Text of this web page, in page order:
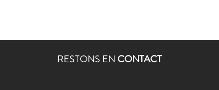
RESTONS EN CONTACT